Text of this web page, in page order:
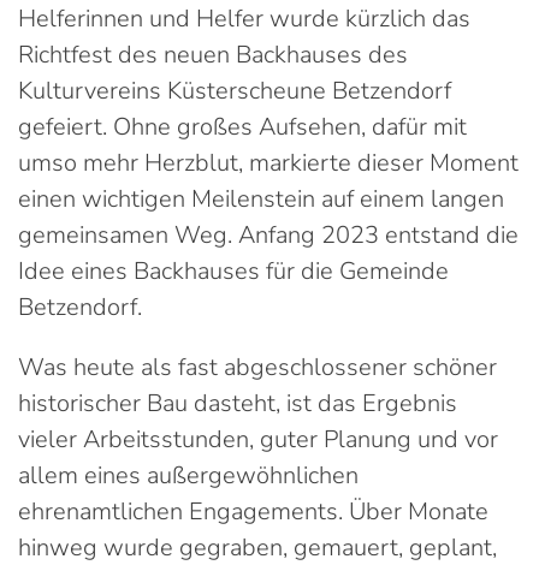
Helferinnen und Helfer wurde kürzlich das
Richtfest des neuen Backhauses des
Kulturvereins Küsterscheune Betzendorf
gefeiert. Ohne großes Aufsehen, dafür mit
umso mehr Herzblut, markierte dieser Moment
einen wichtigen Meilenstein auf einem langen
gemeinsamen Weg. Anfang 2023 entstand die
Idee eines Backhauses für die Gemeinde
Betzendorf.
Was heute als fast abgeschlossener schöner
historischer Bau dasteht, ist das Ergebnis
vieler Arbeitsstunden, guter Planung und vor
allem eines außergewöhnlichen
ehrenamtlichen Engagements. Über Monate
hinweg wurde gegraben, gemauert, geplant,